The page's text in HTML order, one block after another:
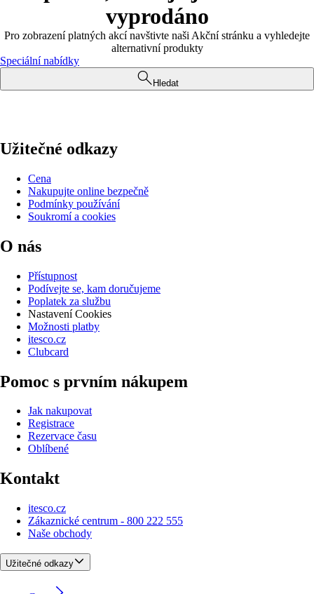
vyprodáno
Pro zobrazení platných akcí navštivte naši Akční stránku a vyhledejte
alternativní produkty
Speciální nabídky
Hledat
Užitečné odkazy
Cena
Nakupujte online bezpečně
Podmínky používání
Soukromí a cookies
O nás
Přístupnost
Podívejte se, kam doručujeme
Poplatek za službu
Nastavení Cookies
Možnosti platby
itesco.cz
Clubcard
Pomoc s prvním nákupem
Jak nakupovat
Registrace
Rezervace času
Oblíbené
Kontakt
itesco.cz
Zákaznické centrum - 800 222 555
Naše obchody
Užitečné odkazy